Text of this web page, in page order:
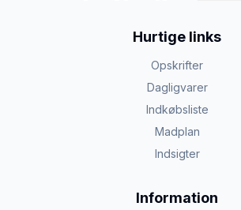
Hurtige links
Opskrifter
Dagligvarer
Indkøbsliste
Madplan
Indsigter
Information